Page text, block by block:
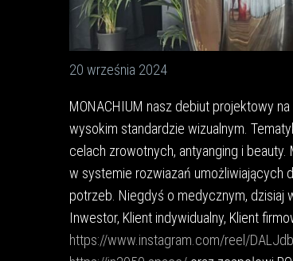
20 września 2024
MONACHIUM nasz debiut projektowy
wysokim standardzie wizualnym.
celach zrowotnych, antyanging i
w systemie rozwiazań umożliwiających
potrzeb. Niegdyś o medycznym, dzisiaj
Inwestor, Klient indywidualny, Klient
https://www.instagram.com/reel/